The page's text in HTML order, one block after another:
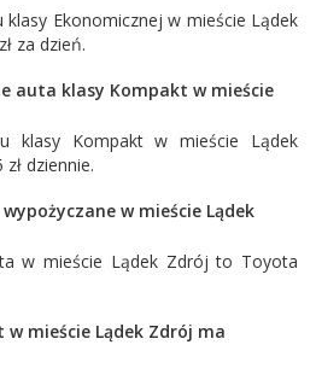
Ekonomicznej w mieście Lądek
za dzień.
auta klasy Kompakt w mieście
klasy Kompakt w mieście Lądek
dziennie.
w mieście Lądek
w mieście Lądek Zdrój to Toyota
mieście Lądek Zdrój ma